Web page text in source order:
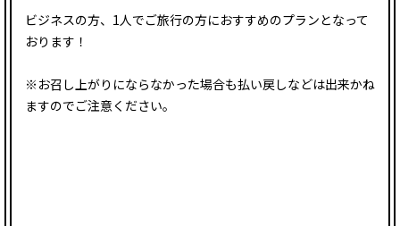
ビジネスの方、1人でご旅行の方におすすめのプランとなって
おります！
※お召し上がりにならなかった場合も払い戻しなどは出来かね
ますのでご注意ください。